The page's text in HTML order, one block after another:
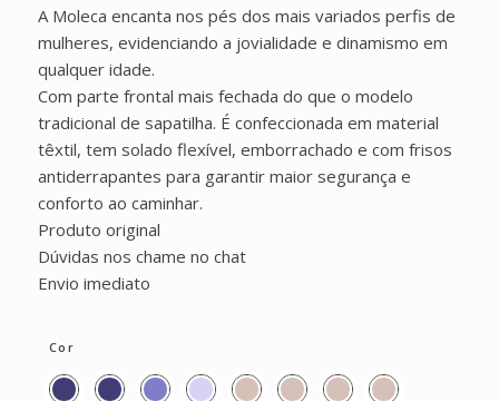
A Moleca encanta nos pés dos mais variados perfis de
mulheres, evidenciando a jovialidade e dinamismo em
qualquer idade.
Com parte frontal mais fechada do que o modelo
tradicional de sapatilha. É confeccionada em material
têxtil, tem solado flexível, emborrachado e com frisos
antiderrapantes para garantir maior segurança e
conforto ao caminhar.
Produto original
Dúvidas nos chame no chat
Envio imediato
Cor